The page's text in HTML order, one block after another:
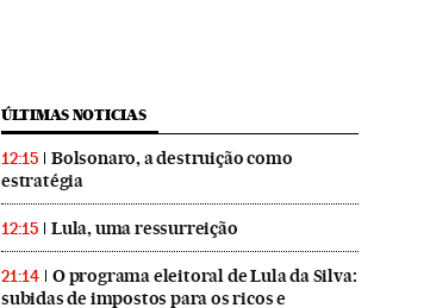
ÚLTIMAS NOTICIAS
12:15
Bolsonaro, a destruição como
estratégia
12:15 Lula, uma ressurreição
21:14
O programa eleitoral de Lula da Silva:
subidas de impostos para os ricos e